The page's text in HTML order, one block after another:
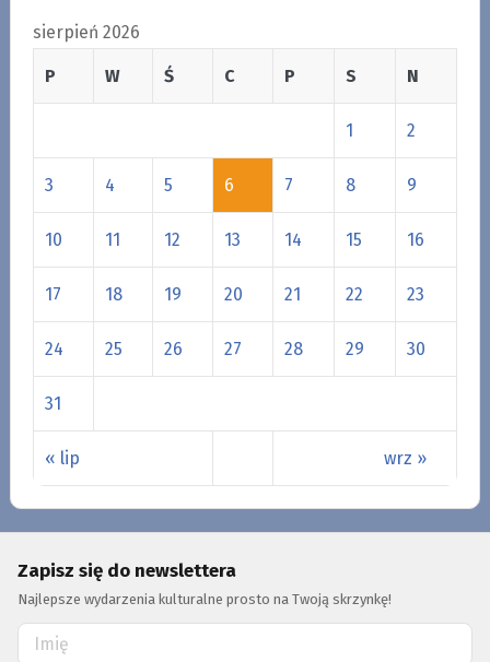
sierpień 2026
P W Ś C P S N
« lip wrz »
1 2
3 4 5 6 7 8 9
10 11 12 13 14 15 16
17 18 19 20 21 22 23
24 25 26 27 28 29 30
31
Zapisz się do newslettera
Najlepsze wydarzenia kulturalne prosto na Twoją skrzynkę!